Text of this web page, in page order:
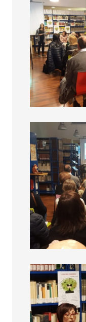
Fascino
Fascino